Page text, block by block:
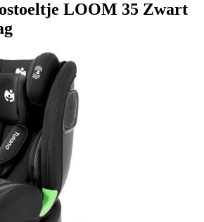
LOOM 35 Zwart